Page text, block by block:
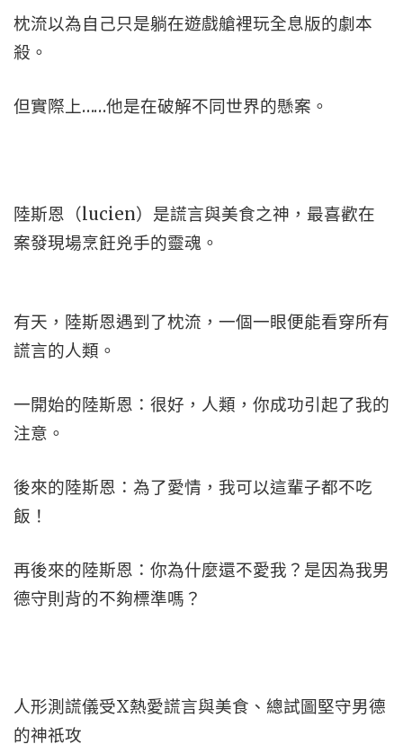
枕流以為自己只是躺在遊戲艙裡玩全息版的劇本
殺。
但實際上……他是在破解不同世界的懸案。
陸斯恩（lucien）是謊言與美食之神，最喜歡在
案發現場烹飪兇手的靈魂。
有天，陸斯恩遇到了枕流，一個一眼便能看穿所有
謊言的人類。
一開始的陸斯恩：很好，人類，你成功引起了我的
注意。
後來的陸斯恩：為了愛情，我可以這輩子都不吃
飯！
再後來的陸斯恩：你為什麼還不愛我？是因為我男
德守則背的不夠標準嗎？
人形測謊儀受X熱愛謊言與美食、總試圖堅守男德
的神祇攻